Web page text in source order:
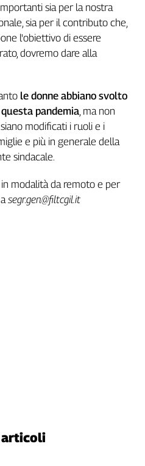
sia per la nostra
sia per il contributo che,
l'obiettivo di essere
dovremo dare alla
le donne abbiano svolto
pandemia , ma non
modificati i ruoli e i
e più in generale della
sindacale.
modalità da remoto e per
segr.gen@filtcgil.it